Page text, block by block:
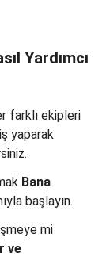
Yardımcı
farklı ekipleri
yaparak
Bana
başlayın.
mi
ve